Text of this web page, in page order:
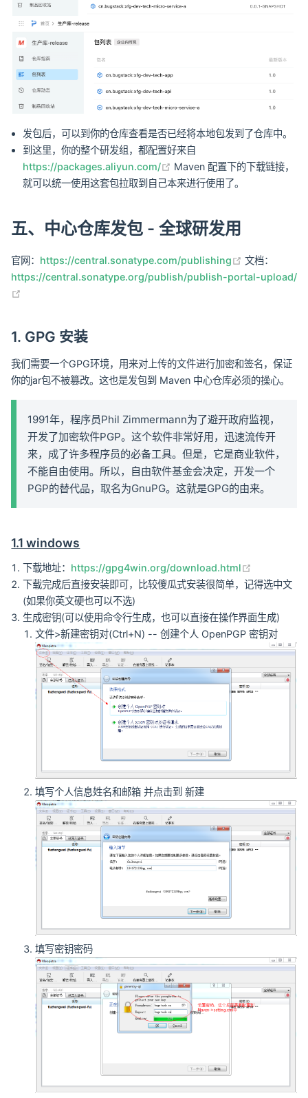
发包后，可以到你的仓库查看是否已经将本地包发到了仓库中。
到这里，你的整个研发组，都配置好来自
https://packages.aliyun.com/
(opens new window)
Maven 配置下的下载链接，
就可以统一使用这套包拉取到自己本来进行使用了。
五、中心仓库发包 - 全球研发用
官网： https://central.sonatype.com/publishing (opens new
文档：
https://central.sonatype.org/publish/publish-portal-upload/
1. GPG 安装
我们需要一个GPG环境，用来对上传的文件进行加密和签名，保证
你的jar包不被篡改。这也是发包到 Maven 中心仓库必须的操心。
1991年，程序员Phil Zimmermann为了避开政府监视，
开发了加密软件PGP。这个软件非常好用，迅速流传开
来，成了许多程序员的必备工具。但是，它是商业软件，
不能自由使用。所以，自由软件基金会决定，开发一个
PGP的替代品，取名为GnuPG。这就是GPG的由来。
1.1 windows
下载地址： https://gpg4win.org/download.html
下载完成后直接安装即可，比较傻瓜式安装很简单，记得选中文
(如果你英文硬也可以不选)
生成密钥(可以使用命令行生成，也可以直接在操作界面生成)
文件>新建密钥对(Ctrl+N) -- 创建个人 OpenPGP 密钥对
填写个人信息姓名和邮箱 并点击到 新建
填写密钥密码